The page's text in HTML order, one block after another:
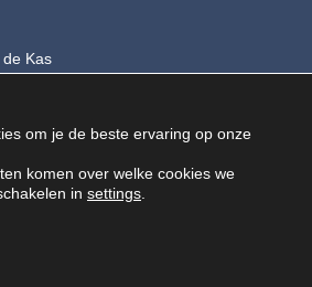
Kas
om je de beste ervaring op onze
komen over welke cookies we
in settings